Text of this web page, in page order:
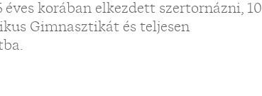
éves korában elkezdett szertornázni, 10
Gimnasztikát és teljesen